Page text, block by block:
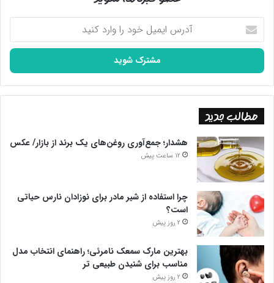
آدرس
ایمیل
خود
وارد
کنید
مطالب جدید
هشدار؛ جمع‌آوری روغن‌های یک برند از بازار/ عکس
12 ساعت پیش
چرا استفاده از شیر مادر برای نوزادان نارس حیاتی
است؟
2 روز پیش
بهترین مارک سمعک نامرئی؛ راهنمای انتخاب مدل
مناسب برای شنیدن طبیعی تر
2 روز پیش